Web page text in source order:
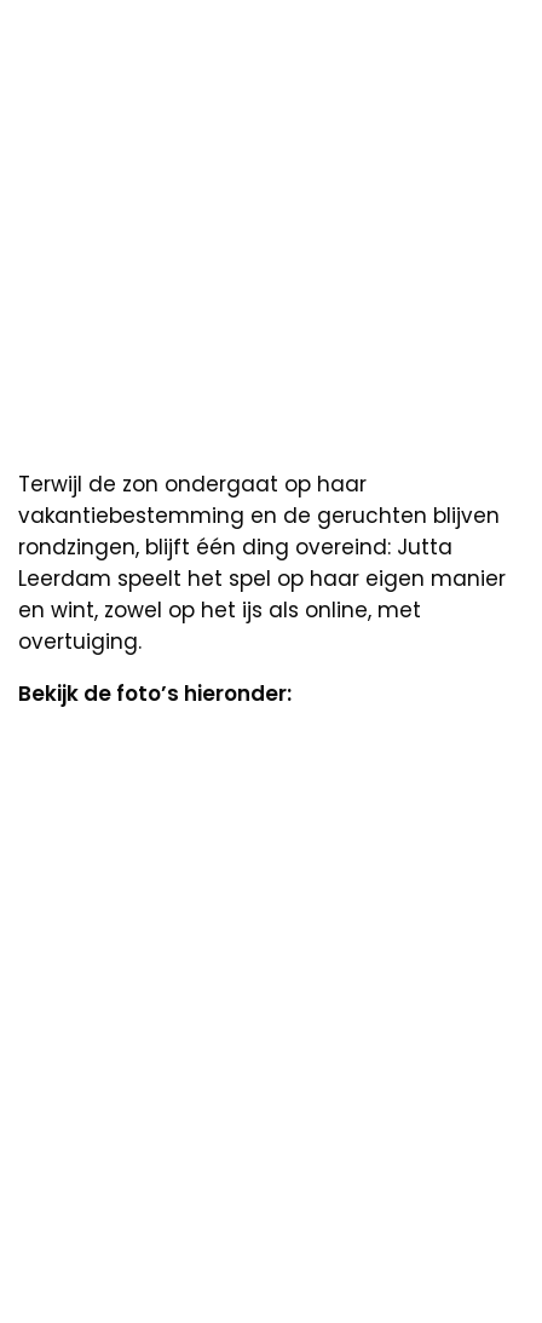
Terwijl de zon ondergaat op haar
vakantiebestemming en de geruchten blijven
rondzingen, blijft één ding overeind: Jutta
Leerdam speelt het spel op haar eigen manier
en wint, zowel op het ijs als online, met
overtuiging.
Bekijk de foto’s hieronder: